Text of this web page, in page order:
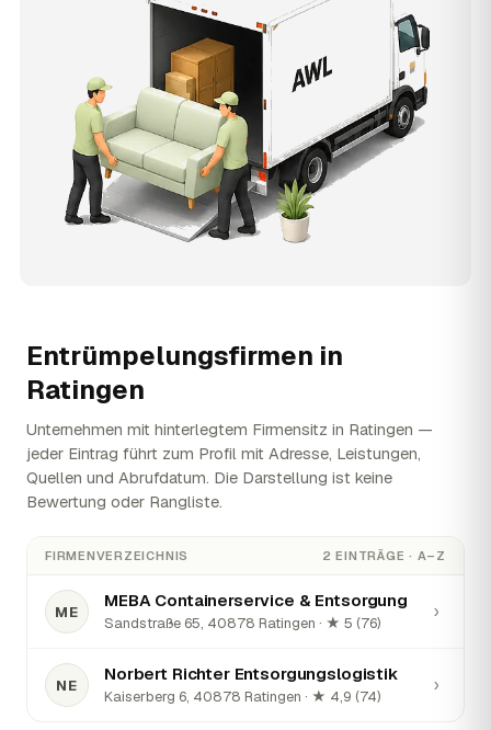
Entrümpelungsfirmen in
Ratingen
Unternehmen mit hinterlegtem Firmensitz in Ratingen —
jeder Eintrag führt zum Profil mit Adresse, Leistungen,
Quellen und Abrufdatum. Die Darstellung ist keine
Bewertung oder Rangliste.
FIRMENVERZEICHNIS 2 EINTRÄGE · A–Z
ME
MEBA Containerservice & Entsorgung
Sandstraße 65, 40878 Ratingen · ★ 5 (76)
›
NE
Norbert Richter Entsorgungslogistik
Kaiserberg 6, 40878 Ratingen · ★ 4,9 (74)
›